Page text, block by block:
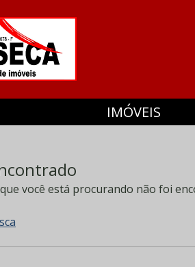
IMÓVEIS
você está procurando não foi